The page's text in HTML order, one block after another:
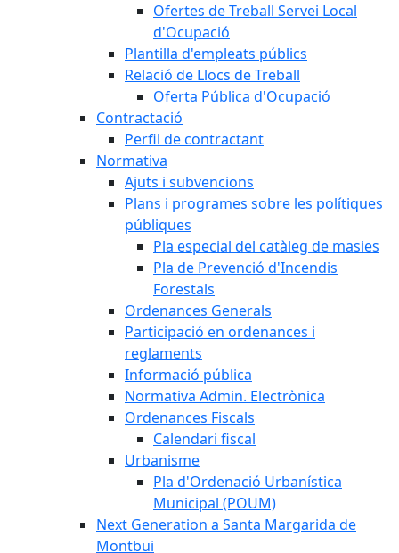
Ofertes de Treball Servei Local
d'Ocupació
Plantilla d'empleats públics
Relació de Llocs de Treball
Oferta Pública d'Ocupació
Contractació
Perfil de contractant
Normativa
Ajuts i subvencions
Plans i programes sobre les polítiques
públiques
Pla especial del catàleg de masies
Pla de Prevenció d'Incendis
Forestals
Ordenances Generals
Participació en ordenances i
reglaments
Informació pública
Normativa Admin. Electrònica
Ordenances Fiscals
Calendari fiscal
Urbanisme
Pla d'Ordenació Urbanística
Municipal (POUM)
Next Generation a Santa Margarida de
Montbui